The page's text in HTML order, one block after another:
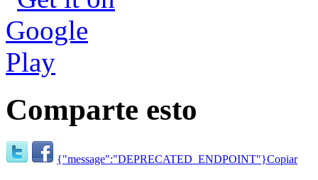
Comparte esto
{"message":"DEPRECATED_ENDPOINT"}Copiar